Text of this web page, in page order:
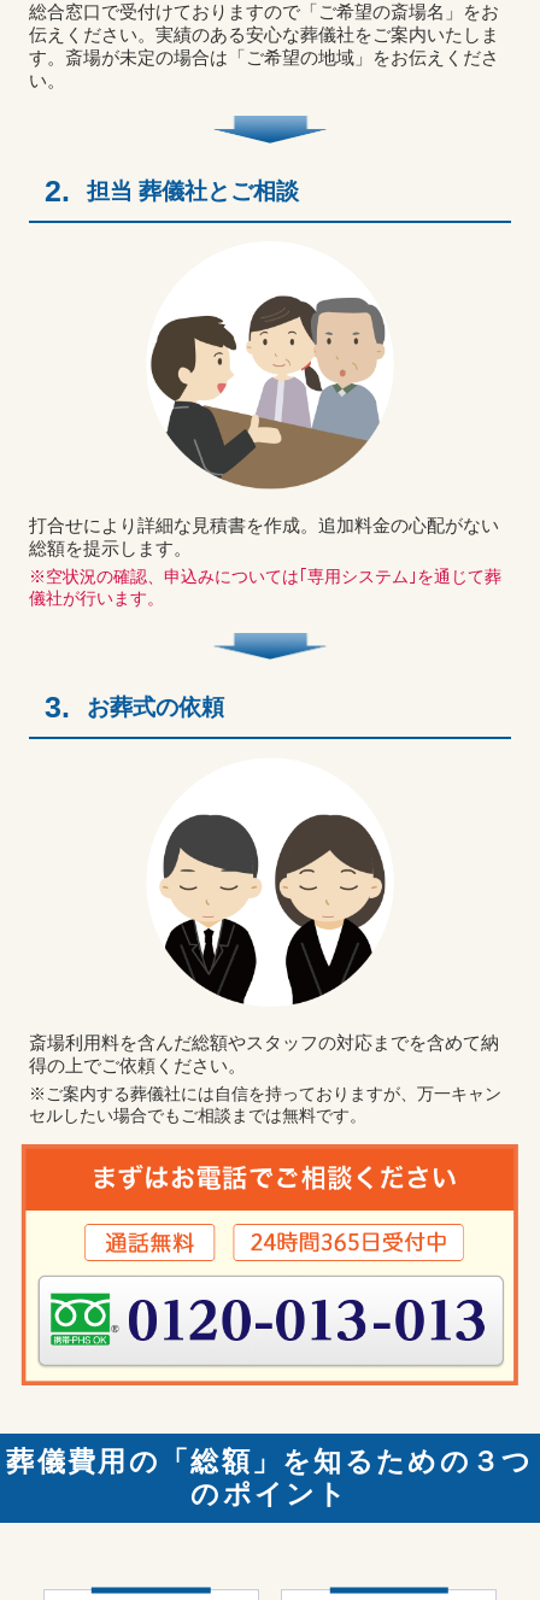
総合窓口で受付けておりますので「ご希望の斎場名」をお
伝えください。実績のある安心な葬儀社をご案内いたしま
す。斎場が未定の場合は「ご希望の地域」をお伝えくださ
い。
2. 担当 葬儀社とご相談
打合せにより詳細な見積書を作成。追加料金の心配がない
総額を提示します。
※空状況の確認、申込みについては｢専用システム｣を通じて葬
儀社が行います。
3. お葬式の依頼
斎場利用料を含んだ総額やスタッフの対応までを含めて納
得の上でご依頼ください。
※ご案内する葬儀社には自信を持っておりますが、万一キャン
セルしたい場合でもご相談までは無料です。
葬儀費用の「総額」を知るための３つ
のポイント